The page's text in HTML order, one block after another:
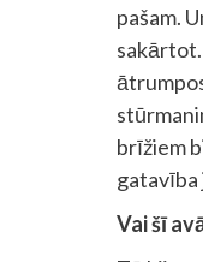
pašam.
brīžiem
Vai šī